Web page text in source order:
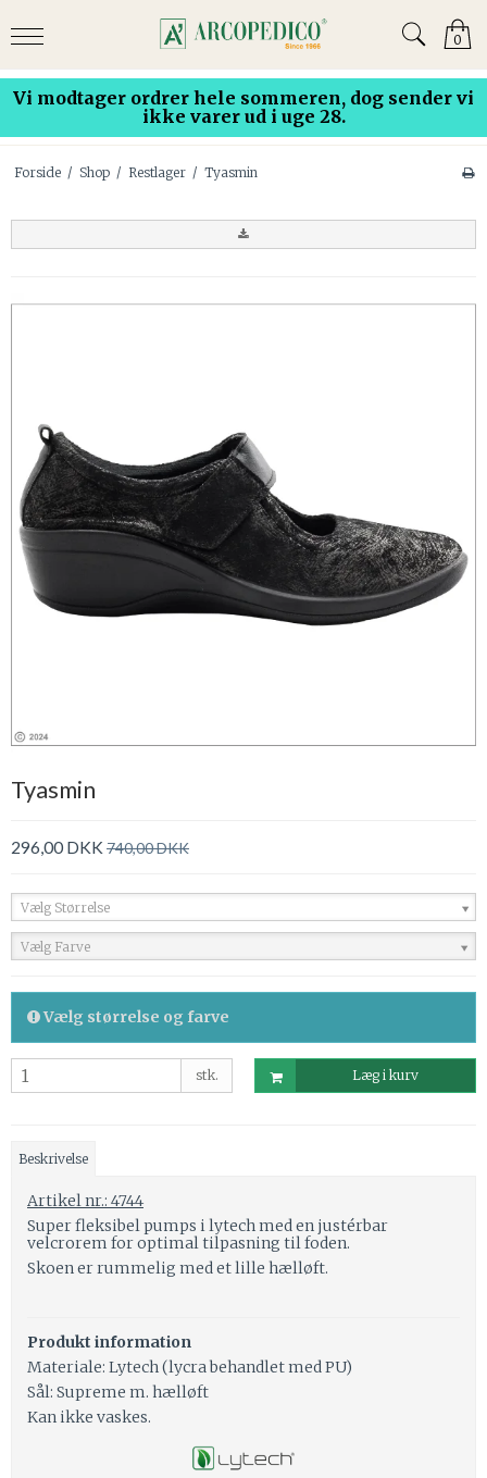
Vi modtager ordrer hele sommeren, dog sender vi
ikke varer ud i uge 28.
0
Forside / Shop / Restlager / Tyasmin
Tyasmin
296,00 DKK 740,00 DKK
Vælg Størrelse
Vælg Farve
Vælg størrelse og farve
stk. Læg i kurv
Beskrivelse
Artikel nr.: 4744
Super fleksibel pumps i lytech med en justérbar
velcrorem for optimal tilpasning til foden.
Skoen er rummelig med et lille hælløft.
Produkt information
Materiale: Lytech (lycra behandlet med PU)
Sål: Supreme m. hælløft
Kan ikke vaskes.